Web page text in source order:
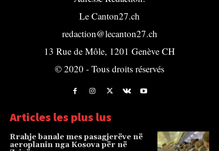
Le Canton27.ch
redaction@lecanton27.ch
13 Rue de Môle, 1201 Genève CH
© 2020 - Tous droits réservés
Articles les plus lus
Rrahje banale mes pasagjerëve në
aeroplanin nga Kosova për në